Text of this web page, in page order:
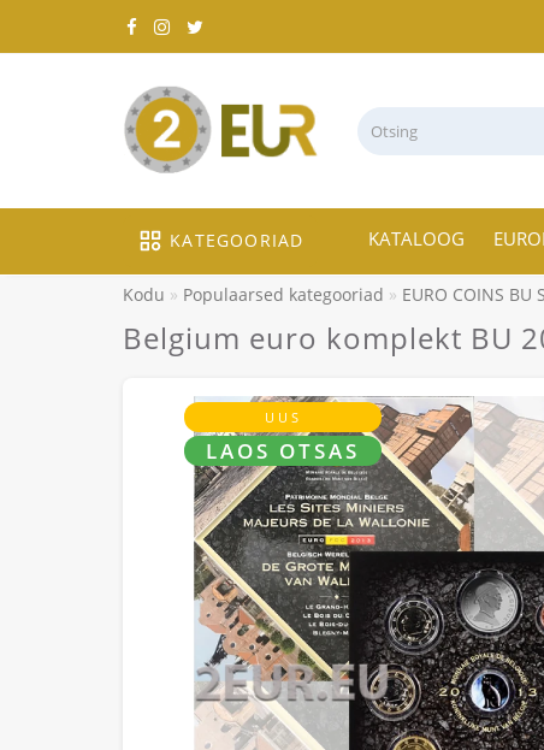
KATEGOORIAD KATALOOG
Kodu Populaarsed kategooriad EURO COINS BU
Belgium euro komplekt BU
UUS
LAOS OTSAS